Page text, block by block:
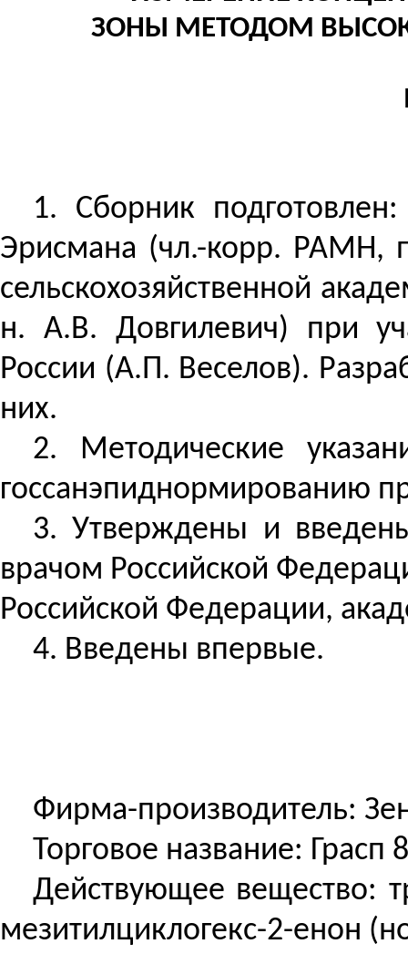
ЗОНЫ МЕТОДОМ
1. Сборник
Эрисмана (чл.-корр. РАМН,
сельскохозяйственной
н. А.В. Довгилевич) при
России (А.П. Веселов).
них.
2. Методические
госсанэпиднормированию
3. Утверждены и
врачом Российской
Российской Федерации,
4. Введены впервые.
Фирма-производитель:
Торговое название: Грасп
Действующее вещество:
мезитилциклогекс-2-енон